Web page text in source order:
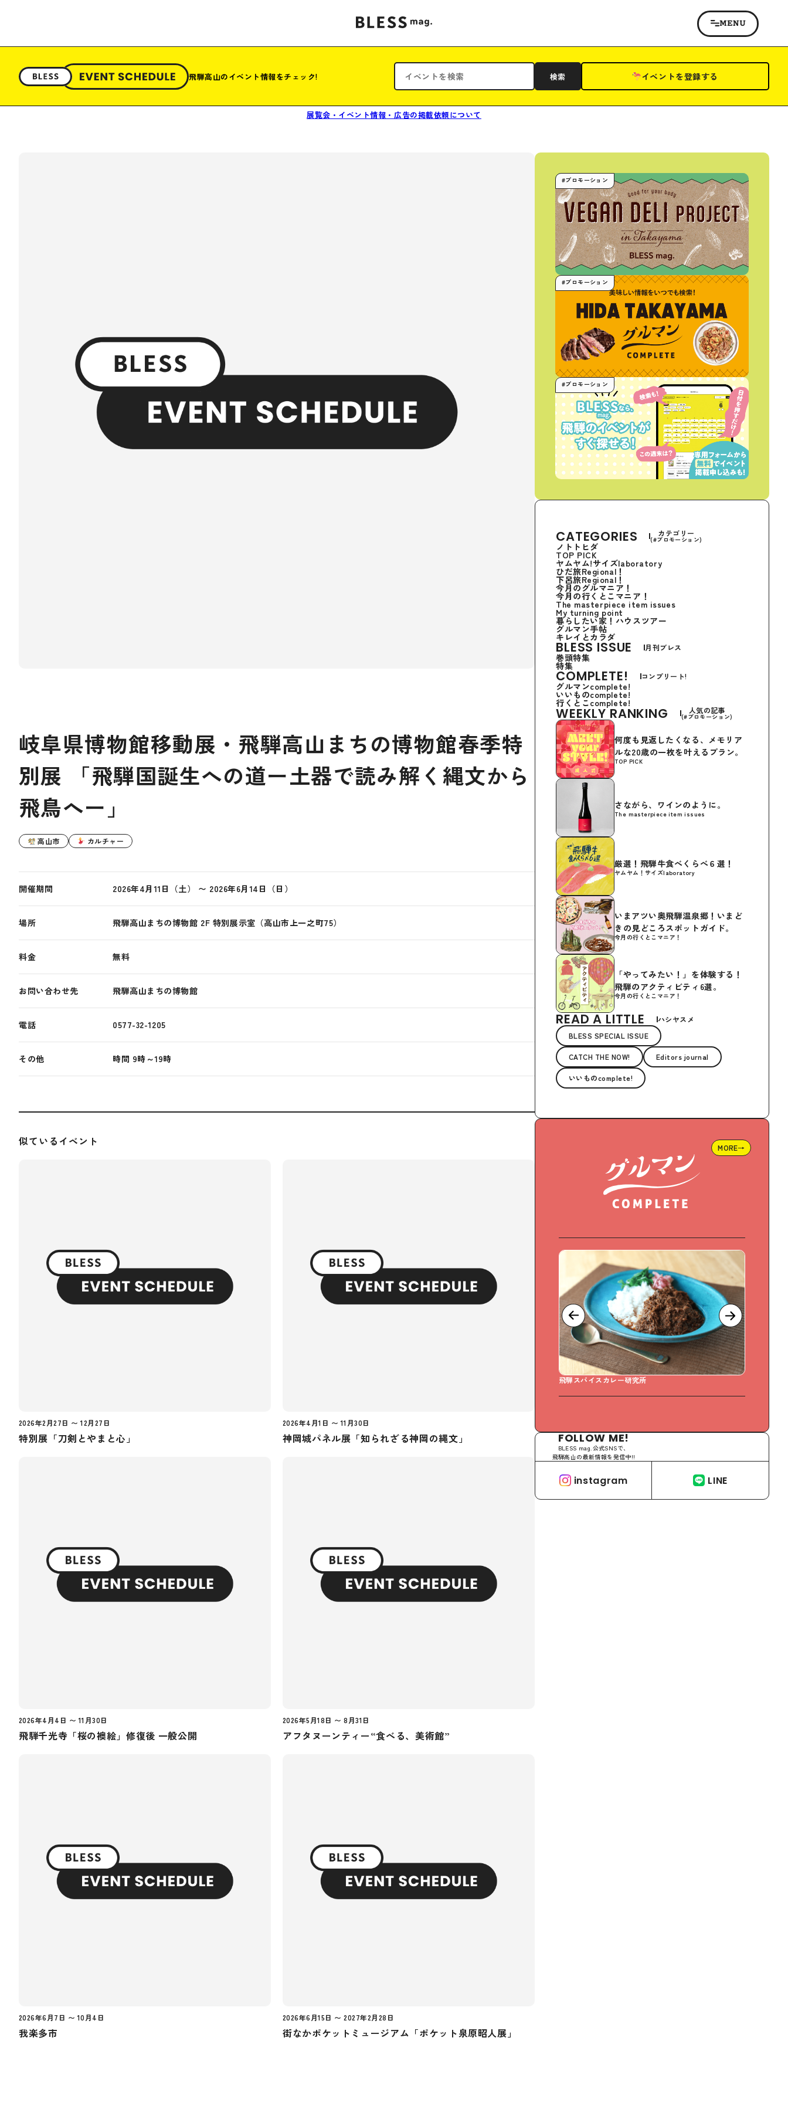
飛騨高山のイベント情報をチェック! 検索 イベントを登録する
展覧会・イベント情報・広告の掲載依頼について
岐阜県博物館移動展・飛騨高山まちの博物館春季特
別展 「飛騨国誕生への道ー土器で読み解く縄文から
飛鳥へー」
高山市 カルチャー
開催期間 2026年4月11日（土） 〜 2026年6月14日（日）
場所 飛騨高山まちの博物館 2F 特別展示室（高山市上一之町75）
料金 無料
お問い合わせ先 飛騨高山まちの博物館
電話 0577-32-1205
その他 時間 9時～19時
似ているイベント
2026年2月27日 〜 12月27日
特別展「刀剣とやまと心」
2026年4月1日 〜 11月30日
神岡城パネル展「知られざる神岡の縄文」
2026年4月4日 〜 11月30日
飛騨千光寺「桜の襖絵」修復後 一般公開
2026年5月18日 〜 8月31日
アフタヌーンティー“食べる、美術館”
2026年6月7日 〜 10月4日
我楽多市
2026年6月15日 〜 2027年2月28日
街なかポケットミュージアム「ポケット泉原昭人展」
#プロモーション
#プロモーション
#プロモーション
CATEGORIES カテゴリー
(#プロモーション)
ノトトヒダ
TOP PICK
ヤムヤム!サイズlaboratory
ひだ旅Regional！
下呂旅Regional！
今月のグルマニア！
今月の行くとこマニア！
The masterpiece item issues
My turning point
暮らしたい家！ハウスツアー
グルマン手帖
キレイとカラダ
BLESS ISSUE 月刊ブレス
巻頭特集
特集
COMPLETE! コンプリート!
グルマンcomplete!
いいものcomplete!
行くとこcomplete!
WEEKLY RANKING 人気の記事
(#プロモーション)
TOP PICK
何度も見返したくなる、メモリア
ルな20歳の一枚を叶えるプラン。
The masterpiece item issues
さながら、ワインのように。
ヤムヤム！サイズlaboratory
厳選！飛騨牛食べくらべ６選！
今月の行くとこマニア！
いまアツい奥飛騨温泉郷！いまど
きの見どころスポットガイド。
今月の行くとこマニア！
「やってみたい！」を体験する！
飛騨のアクティビティ6選。
READ A LITTLE
ハシヤスメ
BLESS SPECIAL ISSUE
CATCH THE NOW! Editors journal
いいものcomplete!
MORE→
飛騨スパイスカレー研究所
FOLLOW ME!
BLESS mag.公式SNSで、
飛騨高山の最新情報を発信中!!
instagram LINE